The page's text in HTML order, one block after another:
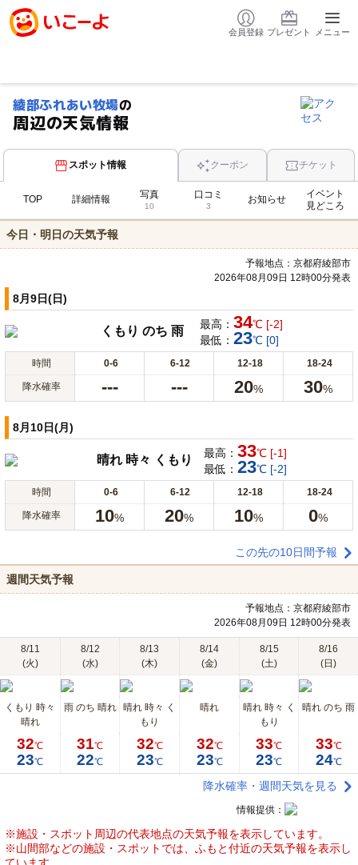
会員登録 プレゼント メニュー
綾部ふれあい牧場の
周辺の天気情報
スポット情報 クーポン チケット
TOP 詳細情報 写真
10
口コミ
3
お知らせ
イベント
見どころ
今日・明日の天気予報
予報地点：京都府綾部市
2026年08月09日 12時00分発表
8月9日(日)
くもり のち 雨 最高： 34℃ [-2]
最低： 23℃ [0]
時間 0-6 6-12 12-18 18-24
降水確率 --- --- 20% 30%
8月10日(月)
晴れ 時々 くもり 最高： 33℃ [-1]
最低： 23℃ [-2]
時間 0-6 6-12 12-18 18-24
降水確率 10% 20% 10% 0%
この先の10日間予報
週間天気予報
予報地点：京都府綾部市
2026年08月09日 12時00分発表
8/11
(火)
8/12
(水)
8/13
(木)
8/14
(金)
8/15
(土)
8/16
(日)
くもり 時々
晴れ
雨 のち 晴れ
晴れ 時々 く
もり
晴れ
晴れ 時々 く
もり
晴れ のち 雨
32℃
23℃
31℃
22℃
32℃
23℃
32℃
23℃
33℃
23℃
33℃
24℃
降水確率・週間天気を見る
情報提供：
※施設・スポット周辺の代表地点の天気予報を表示しています。
※山間部などの施設・スポットでは、ふもと付近の天気予報を表示し